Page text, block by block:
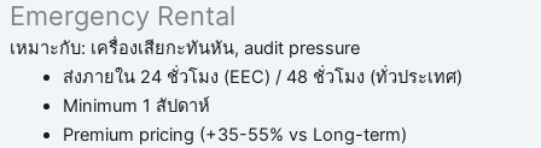
Emergency Rental
เหมาะกับ: เครื่องเสียกะทันหัน, audit pressure
ส่งภายใน 24 ชั่วโมง (EEC) / 48 ชั่วโมง (ทั่วประเทศ)
Minimum 1 สัปดาห์
Premium pricing (+35-55% vs Long-term)